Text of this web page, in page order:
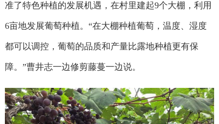
准了特色种植的发展机遇，在村里建起9个大棚，利用
6亩地发展葡萄种植。“在大棚种植葡萄，温度、湿度
都可以调控，葡萄的品质和产量比露地种植更有保
障。”曹井志一边修剪藤蔓一边说。